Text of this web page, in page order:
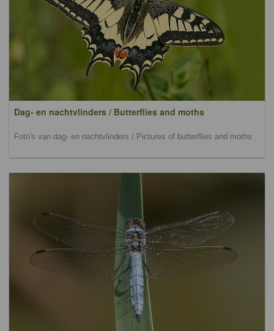
Dag- en nachtvlinders / Butterflies and moths
Foto's van dag- en nachtvlinders / Pictures of butterflies and moths